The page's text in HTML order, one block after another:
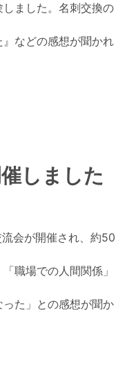
ました。名刺交換の
』などの感想が聞かれ
しました
会が開催され、約50
職場での人間関係」
た」との感想が聞か